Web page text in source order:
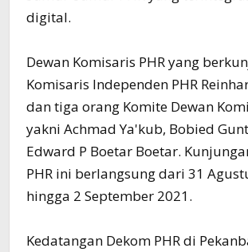
digital.
Dewan Komisaris PHR yang
Komisaris Independen PHR
dan tiga orang Komite Dewan
yakni Achmad Ya'kub, Bobied
Edward P Boetar Boetar.
PHR ini berlangsung dari 31
hingga 2 September 2021.
Kedatangan Dekom PHR di